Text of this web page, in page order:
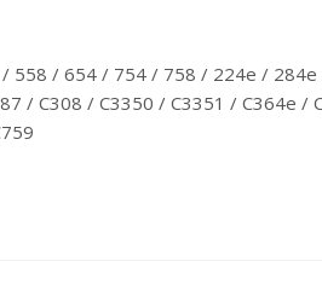
558 / 654 / 754 / 758 / 224e /
/ C308 / C3350 / C3351 / C364e /